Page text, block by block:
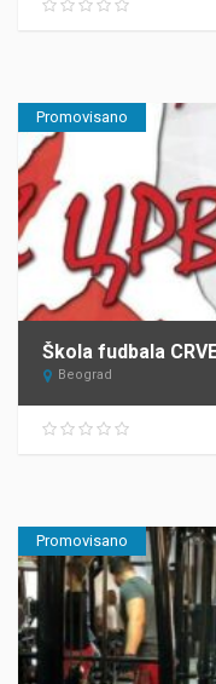
Promovisano
Škola fudbala
Beograd
Promovisano